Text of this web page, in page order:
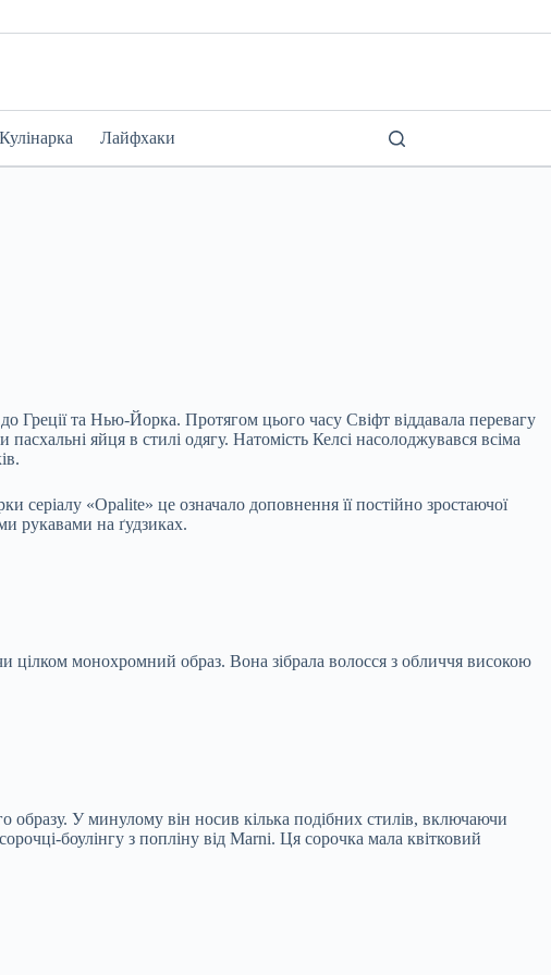
Кулінарка Лайфхаки
до Греції та Нью-Йорка. Протягом цього часу Свіфт віддавала перевагу
яйця в стилі одягу. Натомість Келсі насолоджувався всіма
серіалу «Opalite» це означало доповнення її постійно зростаючої
рукавами на ґудзиках.
цілком монохромний образ. Вона зібрала волосся з обличчя високою
образу. У минулому він носив кілька подібних стилів, включаючи
боулінгу з попліну від Marni. Ця сорочка мала квітковий